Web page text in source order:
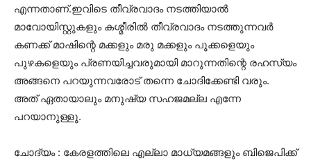
എന്നതാണ്.ഇവിടെ തീവ്രവാദം നടത്തിയാൽ
മാവോയിസ്റ്റുകളും കശ്മീരിൽ തീവ്രവാദം നടത്തുന്നവർ
കണക്ക് മാഷിന്റെ മക്കളും മരു മക്കളും പൂക്കളെയും
പുഴകളെയും പ്രണയിച്ചവരുമായി മാറുന്നതിന്റെ രഹസ്യം
അങ്ങനെ പറയുന്നവരോട് തന്നെ ചോദിക്കേണ്ടി വരും.
അത് ഏതായാലും മനുഷ്യ സഹജമല്ല എന്നേ
പറയാനുള്ളൂ.
ചോദ്യം : കേരളത്തിലെ എല്ലാ മാധ്യമങ്ങളും ബിജെപിക്ക്